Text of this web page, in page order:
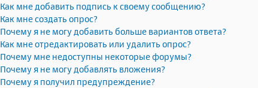
Как мне добавить подпись к своему сообщению?
Как мне создать опрос?
Почему я не могу добавить больше вариантов ответа?
Как мне отредактировать или удалить опрос?
Почему мне недоступны некоторые форумы?
Почему я не могу добавлять вложения?
Почему я получил предупреждение?